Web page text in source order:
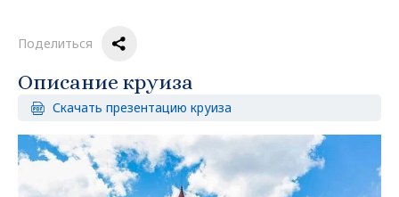
Поделиться
Описание круиза
Скачать презентацию круиза